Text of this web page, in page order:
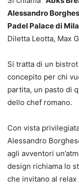
Alessandro
Padel Palace di
Diletta Leotta, Max
Si tratta di un
concepito per chi
partita, un pasto di
dello chef romano.
Con vista
Alessandro
agli avventori
design richiama lo
che invitano al relax